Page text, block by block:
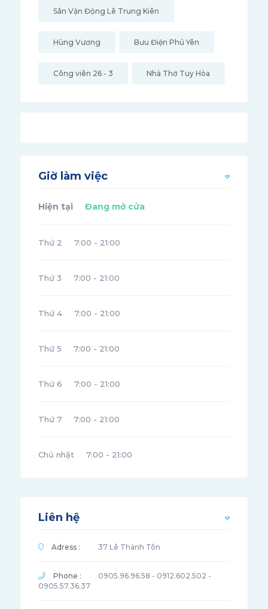
Sân Vận Động Lê Trung Kiên
Hùng Vương Bưu Điện Phú Yên
Công viên 26 - 3 Nhà Thờ Tuy Hòa
Giờ làm việc
Hiện tại Đang mở cửa
Thứ 2 7:00 - 21:00
Thứ 3 7:00 - 21:00
Thứ 4 7:00 - 21:00
Thứ 5 7:00 - 21:00
Thứ 6 7:00 - 21:00
Thứ 7 7:00 - 21:00
Chủ nhật 7:00 - 21:00
Liên hệ
Adress : 37 Lê Thánh Tôn
Phone :
0905.96.96.58 - 0912.602.502 -
0905.57.36.37